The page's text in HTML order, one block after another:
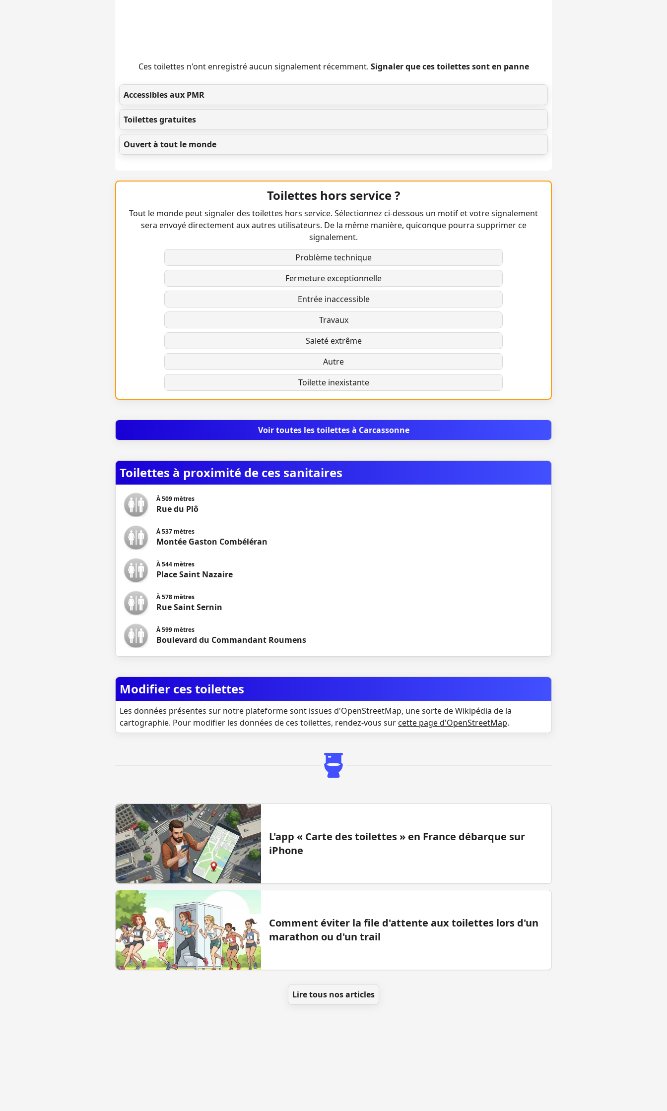
Ces toilettes n'ont enregistré aucun signalement récemment. Signaler que ces toilettes sont en panne
Accessibles aux PMR
Toilettes gratuites
Ouvert à tout le monde
Toilettes hors service ?
Tout le monde peut signaler des toilettes hors service. Sélectionnez ci-dessous un motif et votre signalement
sera envoyé directement aux autres utilisateurs. De la même manière, quiconque pourra supprimer ce
signalement.
Problème technique
Fermeture exceptionnelle
Entrée inaccessible
Travaux
Saleté extrême
Autre
Toilette inexistante
Voir toutes les toilettes à Carcassonne
Toilettes à proximité de ces sanitaires
À509 mètres
Rue du Plô
À537 mètres
Montée Gaston Combéléran
À544 mètres
Place Saint Nazaire
À578 mètres
Rue Saint Sernin
À599 mètres
Boulevard du Commandant Roumens
Modifier ces toilettes
Les données présentes sur notre plateforme sont issues d'OpenStreetMap, une sorte de Wikipédia de la
cartographie. Pour modifier les données de ces toilettes, rendez-vous sur cette page d'OpenStreetMap.
L'app « Carte des toilettes » en France débarque sur
iPhone
Comment éviter la file d'attente aux toilettes lors d'un
marathon ou d'un trail
Lire tous nos articles